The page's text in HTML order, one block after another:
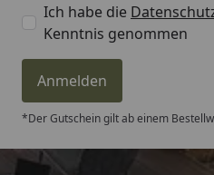
Ich habe die
Kenntnis genommen
Anmelden
*Der Gutschein gilt ab einem